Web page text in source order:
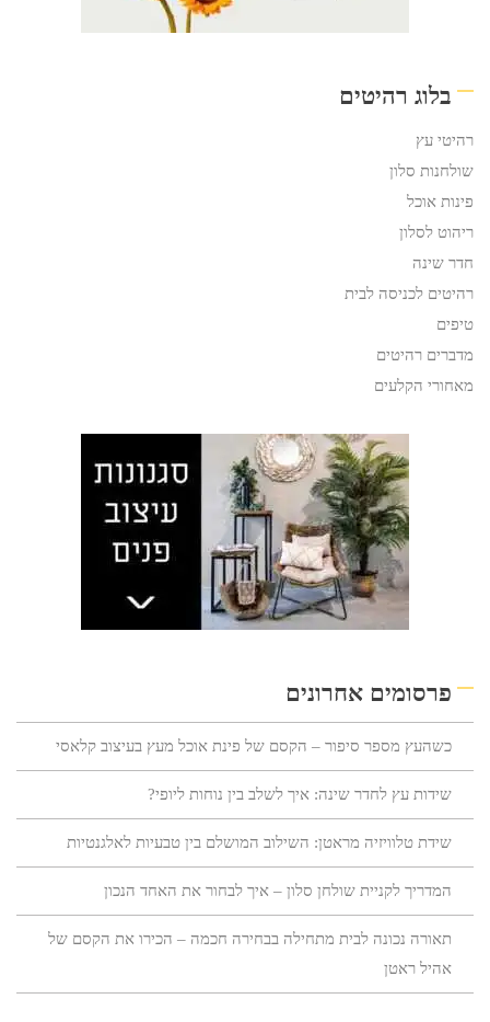
בלוג רהיטים
רהיטי עץ
שולחנות סלון
פינות אוכל
ריהוט לסלון
חדר שינה
רהיטים לכניסה לבית
טיפים
מדברים רהיטים
מאחורי הקלעים
פרסומים אחרונים
כשהעץ מספר סיפור – הקסם של פינת אוכל מעץ בעיצוב קלאסי
שידות עץ לחדר שינה: איך לשלב בין נוחות ליופי?
שידת טלוויזיה מראטן: השילוב המושלם בין טבעיות לאלגנטיות
המדריך לקניית שולחן סלון – איך לבחור את האחד הנכון
תאורה נכונה לבית מתחילה בבחירה חכמה – הכירו את הקסם של
אהיל ראטן